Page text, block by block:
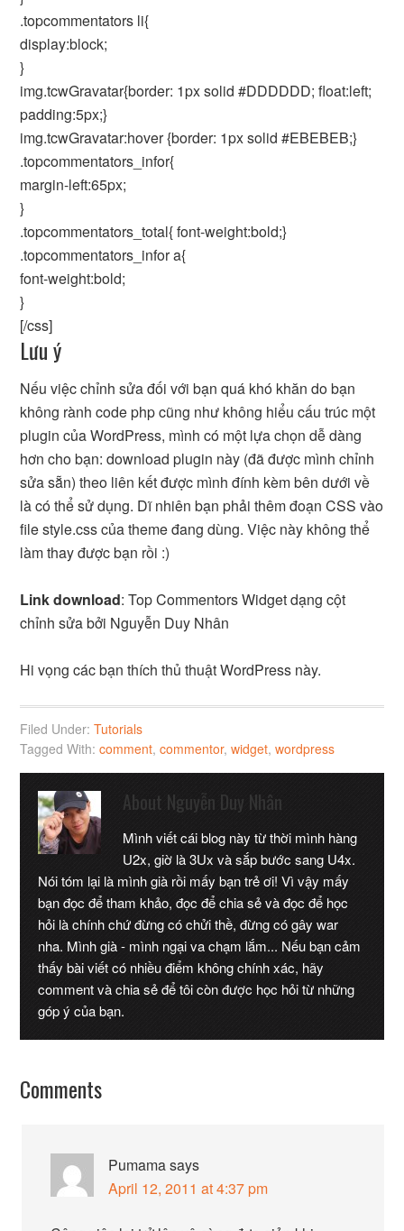
.topcommentators li{
display:block;
}
img.tcwGravatar{border: 1px solid #DDDDDD; float:left;
padding:5px;}
img.tcwGravatar:hover {border: 1px solid #EBEBEB;}
.topcommentators_infor{
margin-left:65px;
}
.topcommentators_total{ font-weight:bold;}
.topcommentators_infor a{
font-weight:bold;
}
[/css]
Lưu ý
Nếu việc chỉnh sửa đối với bạn quá khó khăn do bạn
không rành code php cũng như không hiểu cấu trúc một
plugin của WordPress, mình có một lựa chọn dễ dàng
hơn cho bạn: download plugin này (đã được mình chỉnh
sửa sẵn) theo liên kết được mình đính kèm bên dưới về
là có thể sử dụng. Dĩ nhiên bạn phải thêm đoạn CSS vào
file style.css của theme đang dùng. Việc này không thể
làm thay được bạn rồi :)
Link download: Top Commentors Widget dạng cột
chỉnh sửa bởi Nguyễn Duy Nhân
Hi vọng các bạn thích thủ thuật WordPress này.
Filed Under:Tutorials
Tagged With:comment,commentor,widget,wordpress
About Nguyễn Duy Nhân
Mình viết cái blog này từ thời mình hàng
U2x, giờ là 3Ux và sắp bước sang U4x.
Nói tóm lại là mình già rồi mấy bạn trẻ ơi! Vì vậy mấy
bạn đọc để tham khảo, đọc để chia sẻ và đọc để học
hỏi là chính chứ đừng có chửi thề, đừng có gây war
nha. Mình già - mình ngại va chạm lắm... Nếu bạn cảm
thấy bài viết có nhiều điểm không chính xác, hãy
comment và chia sẻ để tôi còn được học hỏi từ những
góp ý của bạn.
Comments
Pumamasays
April 12, 2011 at 4:37 pm